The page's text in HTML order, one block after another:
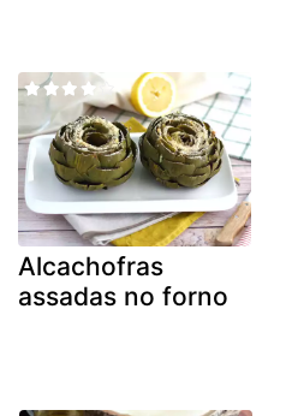
Alcachofras
assadas no forno